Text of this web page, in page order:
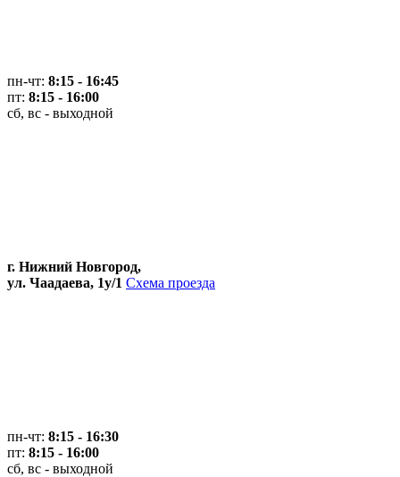
пн-чт: 8:15 - 16:45
пт: 8:15 - 16:00
сб, вс - выходной
г. Нижний Новгород,
ул. Чаадаева, 1у/1 Схема проезда
пн-чт: 8:15 - 16:30
пт: 8:15 - 16:00
сб, вс - выходной